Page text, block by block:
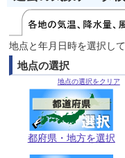
地点と年月日時を選択し
地点の選択
地点の選択をクリア
都府県・地方を選択